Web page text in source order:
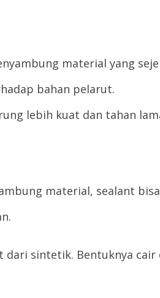
material yang
bahan pelarut.
lebih kuat dan tahan
material, sealant
sintetik. Bentuknya cair